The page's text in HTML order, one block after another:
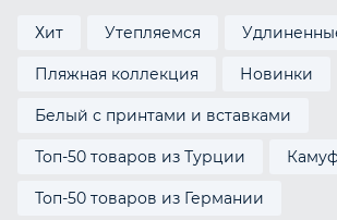
Хит Утепляемся
Пляжная коллекция Новинки
Белый с принтами и вставками
Топ-50 товаров из Турции
Топ-50 товаров из Германии